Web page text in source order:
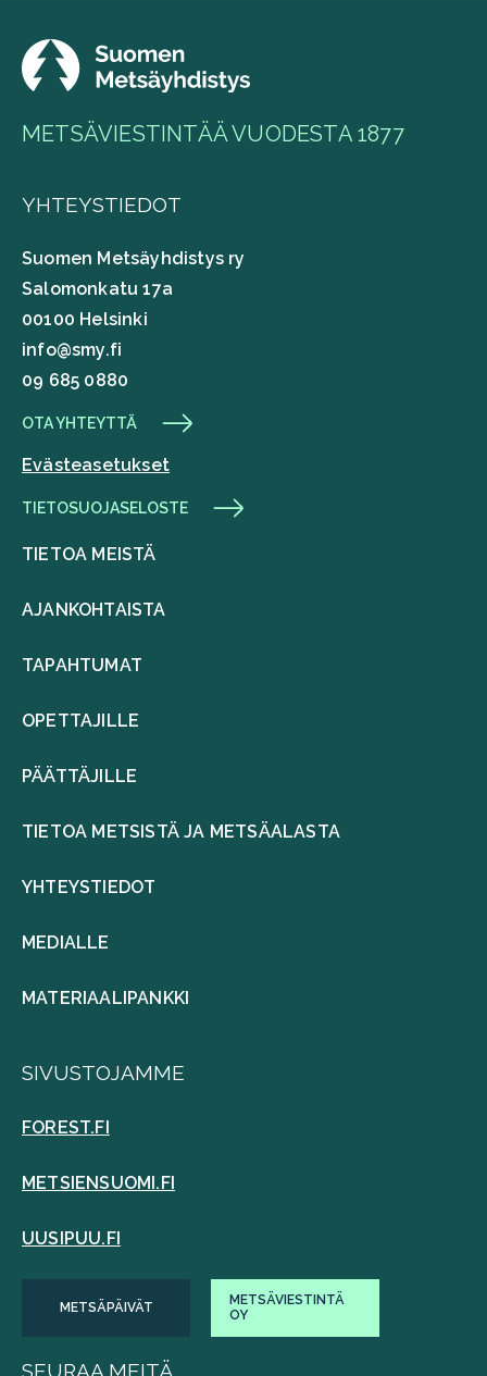
METSÄVIESTINTÄÄ VUODESTA 1877
YHTEYSTIEDOT
Suomen Metsäyhdistys ry
Salomonkatu 17a
00100 Helsinki
info@smy.fi
09 685 0880
OTA YHTEYTTÄ
Evästeasetukset
TIETOSUOJASELOSTE
TIETOA MEISTÄ
AJANKOHTAISTA
TAPAHTUMAT
OPETTAJILLE
PÄÄTTÄJILLE
TIETOA METSISTÄ JA METSÄALASTA
YHTEYSTIEDOT
MEDIALLE
MATERIAALIPANKKI
SIVUSTOJAMME
FOREST.FI
METSIENSUOMI.FI
UUSIPUU.FI
METSÄPÄIVÄT
METSÄVIESTINTÄ
OY
SEURAA MEITÄ